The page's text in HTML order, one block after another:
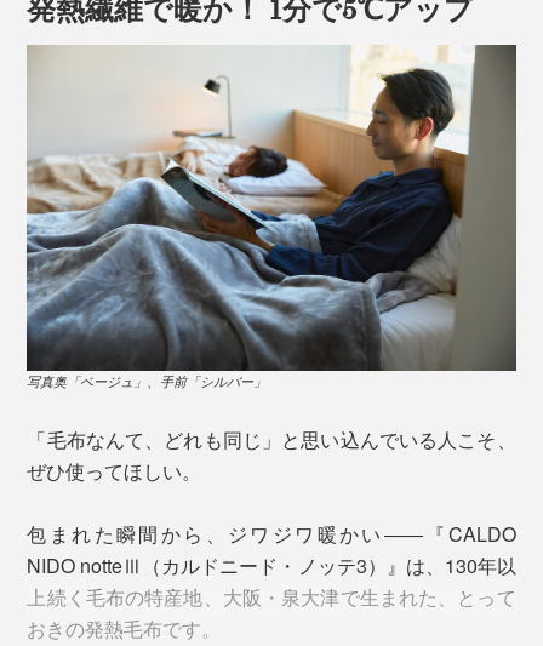
発熱繊維で暖か！ 1分で5℃アップ
写真奥「ベージュ」、手前「シルバー」
「毛布なんて、どれも同じ」と思い込んでいる人こそ、
ぜひ使ってほしい。
包まれた瞬間から、ジワジワ暖かい――『CALDO
NIDO notteⅢ（カルドニード・ノッテ3）』は、130年以
上続く毛布の特産地、大阪・泉大津で生まれた、とって
おきの発熱毛布です。